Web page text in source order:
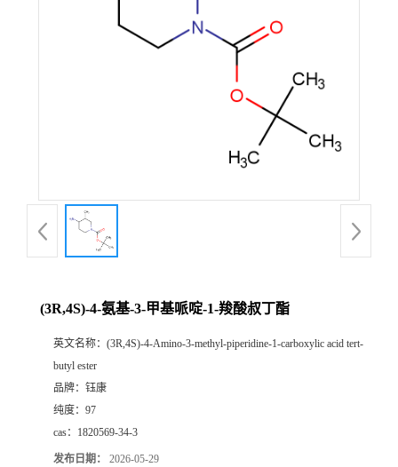
(3R,4S)-4-氨基-3-甲基哌啶-1-羧酸叔丁酯
英文名称： (3R,4S)-4-Amino-3-methyl-piperidine-1-carboxylic acid tert-
butyl ester
品牌： 钰康
纯度： 97
cas： 1820569-34-3
发布日期： 2026-05-29